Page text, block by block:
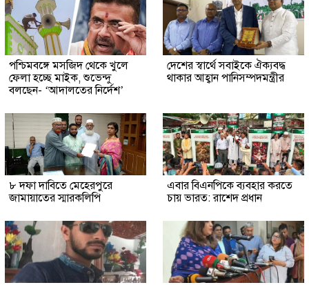
পশ্চিমবঙ্গে মসজিদ থেকে খুলে
ফেলা হচ্ছে মাইক, শুভেন্দু
বলছেন- ‘আদালতের নির্দেশ’
দেশের স্বার্থে সবাইকে ঐক্যবদ্ধ
থাকার আহ্বান পানিসম্পদমন্ত্রীর
৮ দফা দাবিতে মেহেরপুরে
জামায়াতের স্মারকলিপি
এবার বিএনপিকে ব্যবহার করতে
চায় ভারত: রাশেদ প্রধান